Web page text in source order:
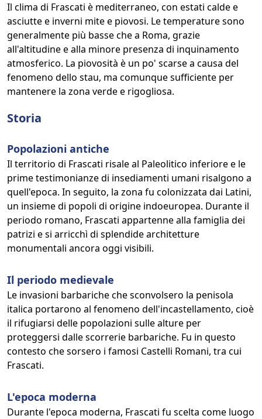
Il clima di Frascati è mediterraneo, con estati calde e
asciutte e inverni mite e piovosi. Le temperature sono
generalmente più basse che a Roma, grazie
all'altitudine e alla minore presenza di inquinamento
atmosferico. La piovosità è un po' scarse a causa del
fenomeno dello stau, ma comunque sufficiente per
mantenere la zona verde e rigogliosa.
Storia
Popolazioni antiche
Il territorio di Frascati risale al Paleolitico inferiore e le
prime testimonianze di insediamenti umani risalgono a
quell'epoca. In seguito, la zona fu colonizzata dai Latini,
un insieme di popoli di origine indoeuropea. Durante il
periodo romano, Frascati appartenne alla famiglia dei
patrizi e si arricchì di splendide architetture
monumentali ancora oggi visibili.
Il periodo medievale
Le invasioni barbariche che sconvolsero la penisola
italica portarono al fenomeno dell'incastellamento, cioè
il rifugiarsi delle popolazioni sulle alture per
proteggersi dalle scorrerie barbariche. Fu in questo
contesto che sorsero i famosi Castelli Romani, tra cui
Frascati.
L'epoca moderna
Durante l'epoca moderna, Frascati fu scelta come luogo